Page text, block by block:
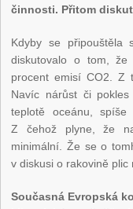
činnosti. Přitom
Kdyby se připouštěla
diskutovalo o tom,
procent emisí CO2. Z
Navíc nárůst či pokles
teplotě oceánu,
Z čehož plyne, že
minimální. Že se o
v diskusi o rakovině
Současná Evropská